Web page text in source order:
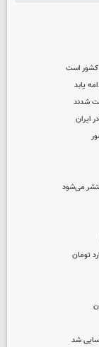
کشور است
یابد
می‌شود